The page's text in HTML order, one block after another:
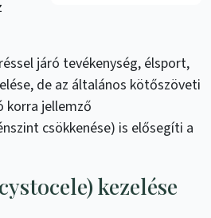
járó tevékenység, élsport,
de az általános kötőszöveti
korra jellemző
csökkenése) is elősegíti a
kezelése